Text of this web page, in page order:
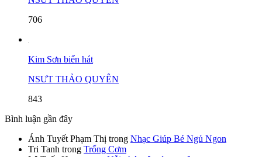
706
Kim Sơn biển hát
NSƯT THẢO QUYÊN
843
Bình luận gần đây
Ánh Tuyết Phạm Thị trong Nhạc Giúp Bé Ngủ Ngon
Tri Tanh trong Trống Cơm